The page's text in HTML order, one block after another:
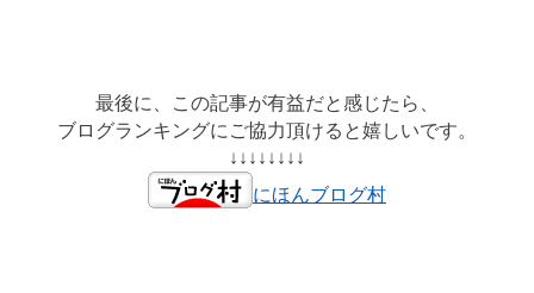
最後に、この記事が有益だと感じたら、
ブログランキングにご協力頂けると嬉しいです。
↓↓↓↓↓↓↓↓
にほんブログ村